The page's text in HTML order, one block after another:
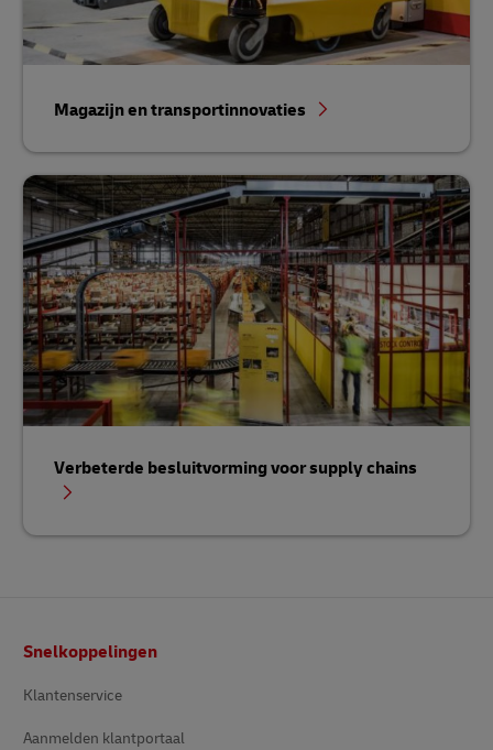
Magazijn en transportinnovaties
Verbeterde besluitvorming voor supply chains
Snelkoppelingen
Klantenservice
Aanmelden klantportaal